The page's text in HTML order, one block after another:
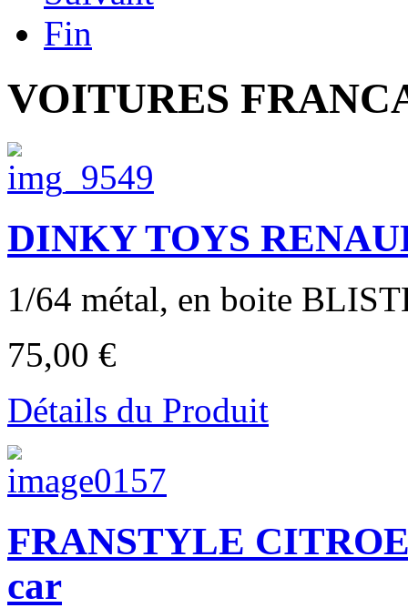
Fin
VOITURES
DINKY TOYS
1/64 métal, en boite
75,00 €
Détails du Produit
FRANSTYLE
car